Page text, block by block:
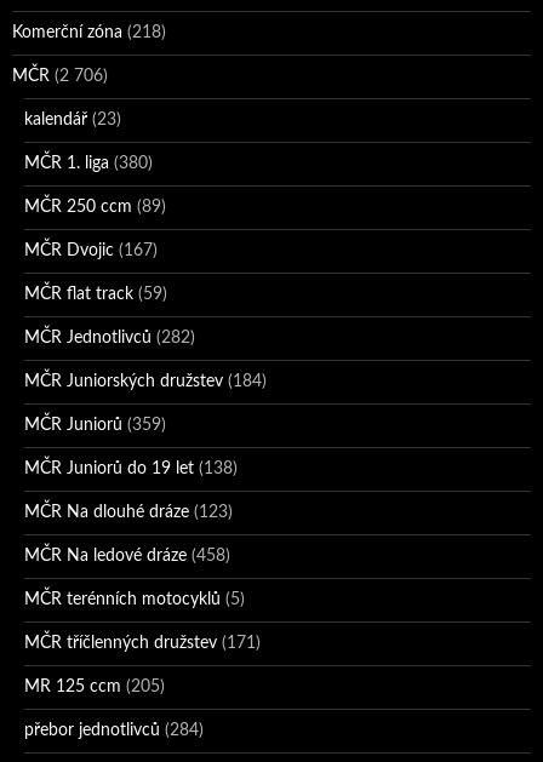
Komerční zóna (218)
MČR (2 706)
kalendář (23)
MČR 1. liga (380)
MČR 250 ccm (89)
MČR Dvojic (167)
MČR flat track (59)
MČR Jednotlivců (282)
MČR Juniorských družstev (184)
MČR Juniorů (359)
MČR Juniorů do 19 let (138)
MČR Na dlouhé dráze (123)
MČR Na ledové dráze (458)
MČR terénních motocyklů (5)
MČR tříčlenných družstev (171)
MR 125 ccm (205)
přebor jednotlivců (284)